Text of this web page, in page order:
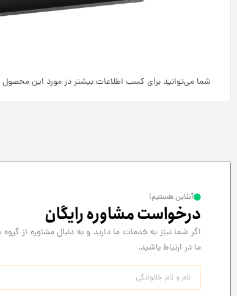
شما می‌توانید برای کسب اطلاعات بیشتر در مورد این
آنلاین هستیم!
درخواست مشاوره رایگان
اگر شما نیاز به خدمات ما دارید و به دنبال مشاوره از
ما در ارتباط باشید.